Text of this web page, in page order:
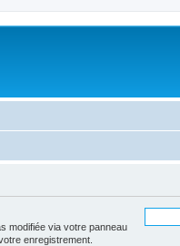
modifiée via votre panneau
enregistrement.